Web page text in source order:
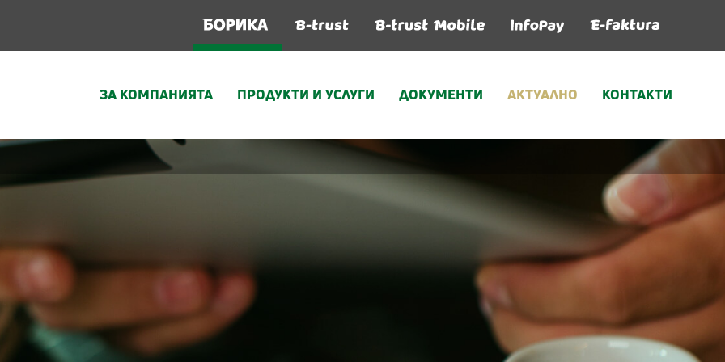
ЗА КОМПАНИЯТА ПРОДУКТИ И УСЛУГИ ДОКУМЕНТИ АКТУАЛНО КОНТАКТИ